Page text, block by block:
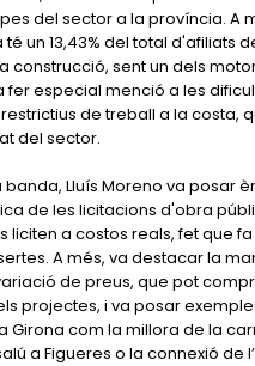
del sector a la província. A
té un 13,43% del total d'afiliats
construcció, sent un dels
fer especial menció a les
de treball a la costa,
del sector.
banda, Lluís Moreno va posar
de les licitacions d'obra
liciten a costos reals, fet que
A més, va destacar la
de preus, que pot
projectes, i va posar
Girona com la millora de la
a Figueres o la connexió de